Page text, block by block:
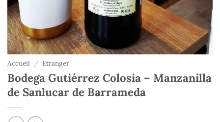
Accueil / Etranger
Bodega Gutiérrez Colosia – Manzanilla
de Sanlucar de Barrameda